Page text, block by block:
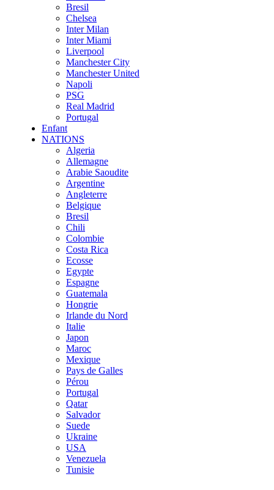
Bresil
Chelsea
Inter Milan
Inter Miami
Liverpool
Manchester City
Manchester United
Napoli
PSG
Real Madrid
Portugal
Enfant
NATIONS
Algeria
Allemagne
Arabie Saoudite
Argentine
Angleterre
Belgique
Bresil
Chili
Colombie
Costa Rica
Ecosse
Egypte
Espagne
Guatemala
Hongrie
Irlande du Nord
Italie
Japon
Maroc
Mexique
Pays de Galles
Pérou
Portugal
Qatar
Salvador
Suede
Ukraine
USA
Venezuela
Tunisie